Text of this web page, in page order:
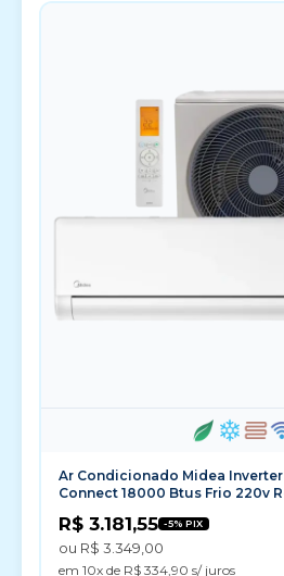
Ar Condicionado Midea
Connect 18000 Btus Frio 220v
R$ 3.181,55 -5% PIX
ou R$ 3.349,00
em 10x de R$ 334,90 s/ juros